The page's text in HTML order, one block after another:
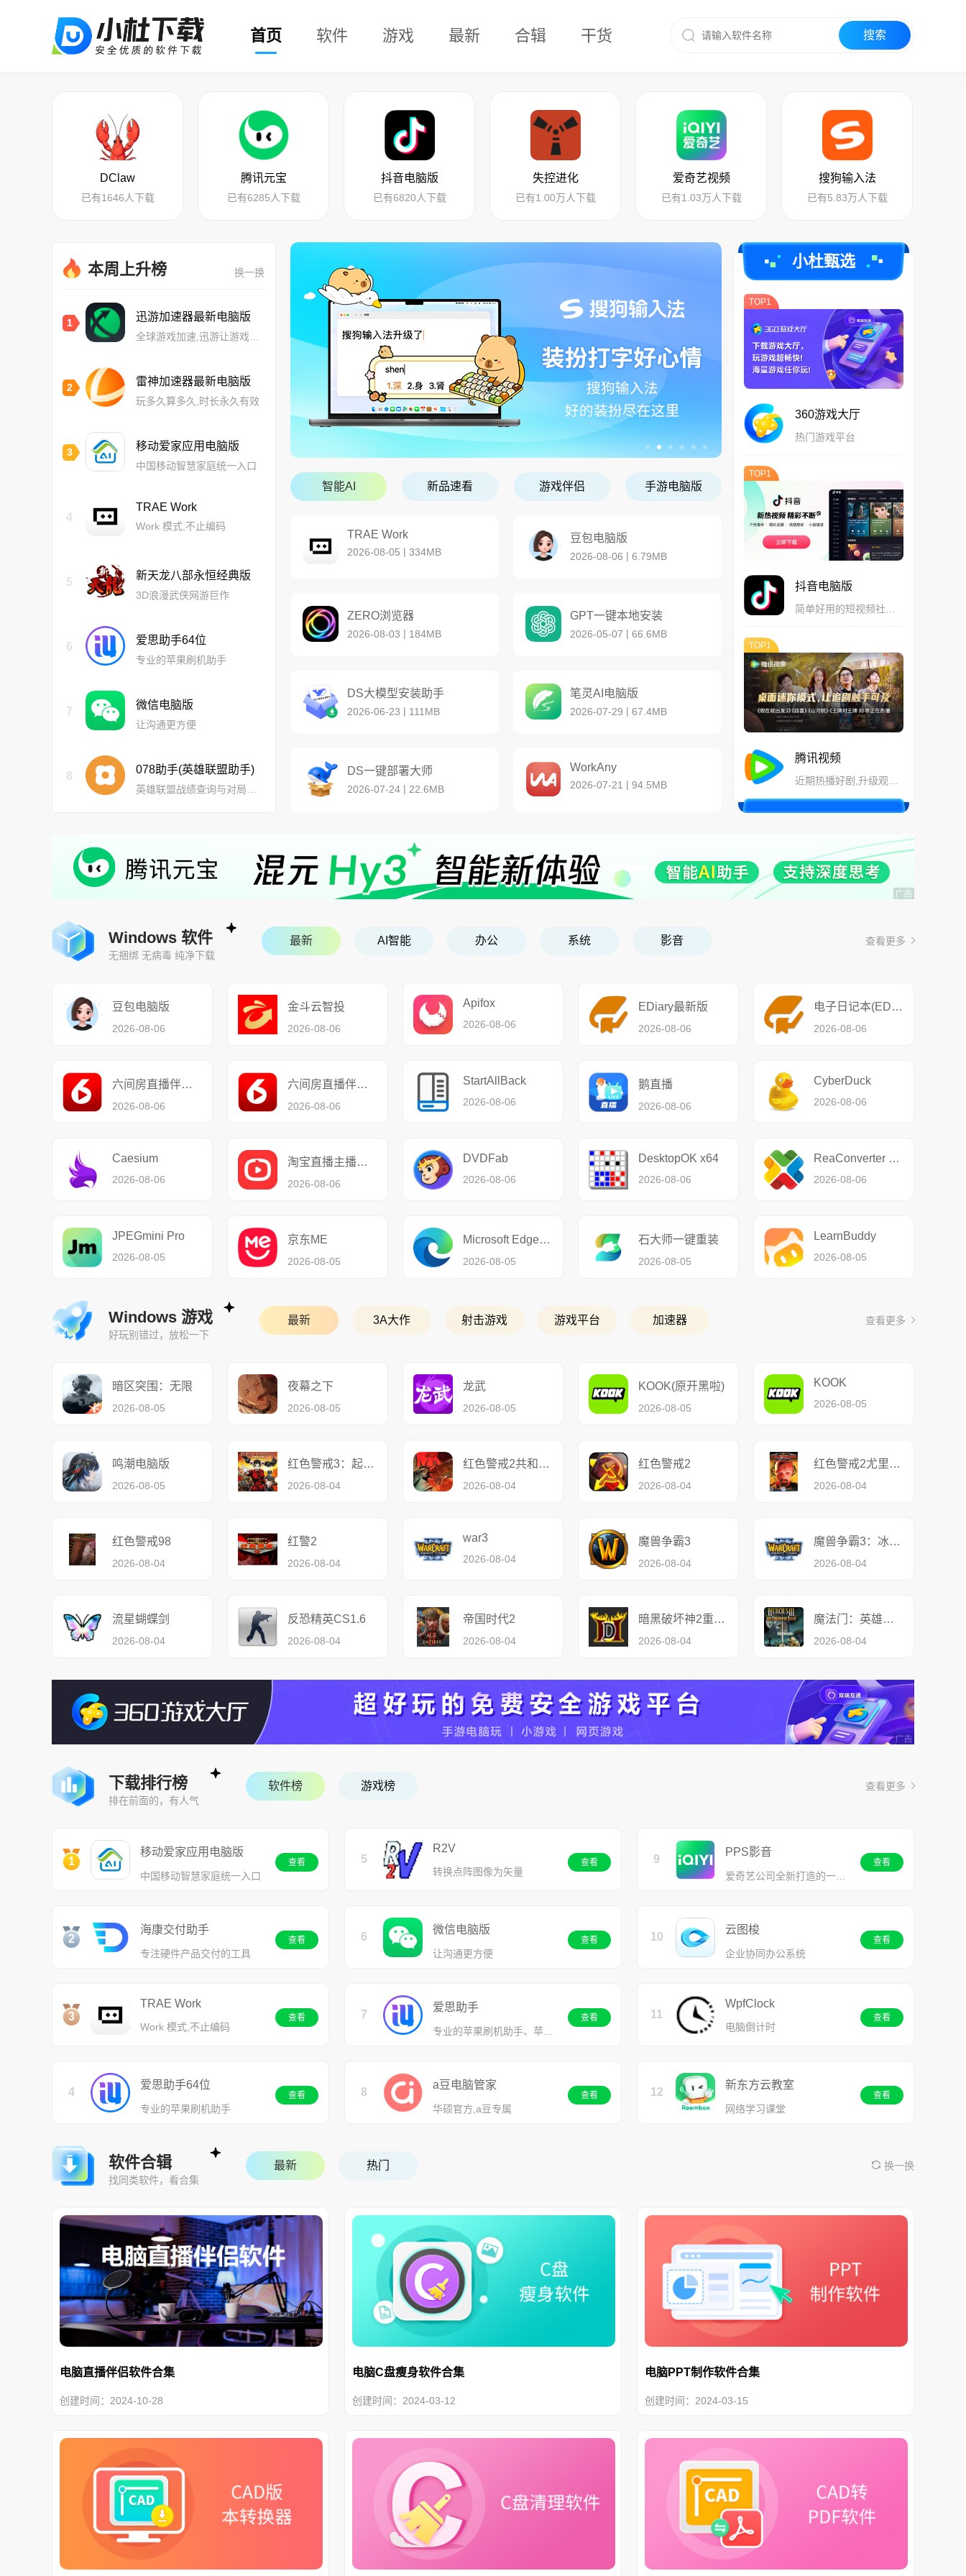
首页 软件 游戏 最新 合辑 干货
DClaw
已有1646人下载
腾讯元宝
已有6285人下载
抖音电脑版
已有6820人下载
失控进化
已有1.00万人下载
爱奇艺视频
已有1.03万人下载
搜狗输入法
已有5.83万人下载
本周上升榜 换一换
1 迅游加速器最新电脑版
2 雷神加速器最新电脑版
玩多久算多久,时长永久有效
3 移动爱家应用电脑版
中国移动智慧家庭统一入口
4
TRAE Work
Work 模式,不止编码
5
新天龙八部永恒经典版
3D浪漫武侠网游巨作
6
爱思助手64位
专业的苹果刷机助手
7
微信电脑版
让沟通更方便
8
078助手(英雄联盟助手)
智能AI 新品速看 游戏伴侣 手游电脑版
TRAE Work
2026-08-05 | 334MB
豆包电脑版
2026-08-06 | 6.79MB
ZERO浏览器
2026-08-03 | 184MB
GPT一键本地安装
2026-05-07 | 66.6MB
DS大模型安装助手
2026-06-23 | 111MB
笔灵AI电脑版
2026-07-29 | 67.4MB
DS一键部署大师
2026-07-24 | 22.6MB
WorkAny
2026-07-21 | 94.5MB
小杜甄选
TOP1
360游戏大厅
热门游戏平台
TOP1
抖音电脑版
TOP1
腾讯视频
Windows 软件
无捆绑 无病毒 纯净下载
最新 AI智能 办公 系统 影音 查看更多
豆包电脑版
2026-08-06
金斗云智投
2026-08-06
Apifox
2026-08-06
EDiary最新版
2026-08-06
电子日记本(EDiary)
2026-08-06
六间房直播伴侣32位
2026-08-06
六间房直播伴侣64位
2026-08-06
StartAllBack
2026-08-06
鹅直播
2026-08-06
CyberDuck
2026-08-06
Caesium
2026-08-06
淘宝直播主播工作台
2026-08-06
DVDFab
2026-08-06
DesktopOK x64
2026-08-06
ReaConverter Standard
2026-08-06
JPEGmini Pro
2026-08-05
京东ME
2026-08-05
Microsoft Edge浏览器
2026-08-05
石大师一键重装
2026-08-05
LearnBuddy
2026-08-05
Windows 游戏
好玩别错过，放松一下
最新 3A大作 射击游戏 游戏平台 加速器 查看更多
暗区突围：无限
2026-08-05
夜幕之下
2026-08-05
龙武
2026-08-05
KOOK(原开黑啦)
2026-08-05
KOOK
2026-08-05
鸣潮电脑版
2026-08-05
红色警戒3：起义时刻
2026-08-04
红色警戒2共和国之辉
2026-08-04
红色警戒2
2026-08-04
红色警戒2尤里的复仇
2026-08-04
红色警戒98
2026-08-04
红警2
2026-08-04
war3
2026-08-04
魔兽争霸3
2026-08-04
魔兽争霸3：冰封王座
2026-08-04
流星蝴蝶剑
2026-08-04
反恐精英CS1.6
2026-08-04
帝国时代2
2026-08-04
暗黑破坏神2重制版
2026-08-04
魔法门：英雄无敌
2026-08-04
下载排行榜
排在前面的，有人气
软件榜 游戏榜 查看更多
1
移动爱家应用电脑版
中国移动智慧家庭统一入口
查看
2
海康交付助手
专注硬件产品交付的工具
查看
3
TRAE Work
Work 模式,不止编码
查看
4
爱思助手64位
专业的苹果刷机助手
查看
5
R2V
转换点阵图像为矢量
查看
6
微信电脑版
让沟通更方便
查看
7
爱思助手
查看
8
a豆电脑管家
华硕官方,a豆专属
查看
9
PPS影音
查看
10
云图梭
企业协同办公系统
查看
11
WpfClock
电脑倒计时
查看
12
新东方云教室
网络学习课堂
查看
软件合辑
找同类软件，看合集
最新 热门 换一换
电脑直播伴侣软件合集
创建时间：2024-10-28
电脑C盘瘦身软件合集
创建时间：2024-03-12
电脑PPT制作软件合集
创建时间：2024-03-15